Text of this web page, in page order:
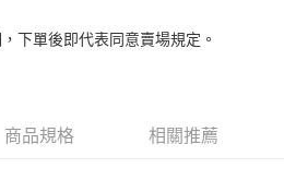
星展（台灣）商業銀行
下單後即代表同意賣場規定。
商品規格 相關推薦